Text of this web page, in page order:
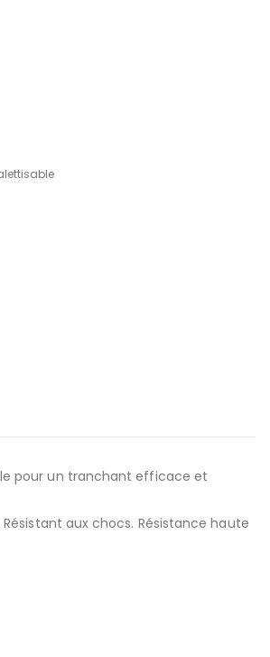
pour un tranchant efficace et
aux chocs. Résistance haute